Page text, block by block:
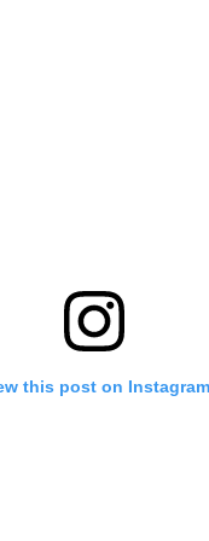
this post on Instagram